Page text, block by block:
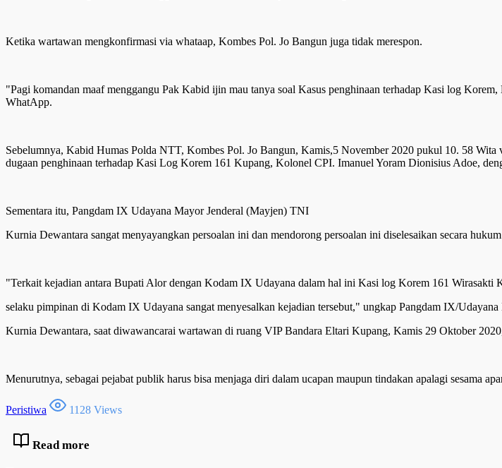
Ketika wartawan mengkonfirmasi via whataap, Kombes Pol. Jo Bangun juga tidak merespon.
"Pagi komandan maaf menggangu Pak Kabid ijin mau tanya soal Kasus penghinaan terhadap Kasi log
WhatApp.
Sebelumnya, Kabid Humas Polda NTT, Kombes Pol. Jo Bangun, Kamis,5 November 2020 pukul 10. 58
dugaan penghinaan terhadap Kasi Log Korem 161 Kupang, Kolonel CPI. Imanuel Yoram Dionisius Adoe,
Sementara itu, Pangdam IX Udayana Mayor Jenderal (Mayjen) TNI
Kurnia Dewantara sangat menyayangkan persoalan ini dan mendorong persoalan ini diselesaikan secara
"Terkait kejadian antara Bupati Alor dengan Kodam IX Udayana dalam hal ini Kasi log Korem 161 Wirasakti
selaku pimpinan di Kodam IX Udayana sangat menyesalkan kejadian tersebut," ungkap Pangdam IX/
Kurnia Dewantara, saat diwawancarai wartawan di ruang VIP Bandara Eltari Kupang, Kamis 29 Oktober
Menurutnya, sebagai pejabat publik harus bisa menjaga diri dalam ucapan maupun tindakan apalagi sesama
Peristiwa 1128 Views
Read more